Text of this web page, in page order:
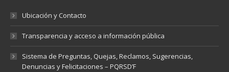
Ubicación y Contacto
Transparencia y acceso a información pública
Sistema de Preguntas, Quejas, Reclamos, Sugerencias,
Denuncias y Felicitaciones – PQRSD’F